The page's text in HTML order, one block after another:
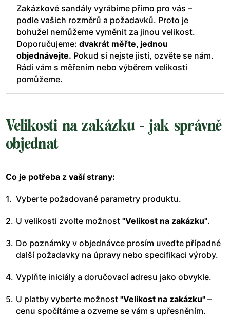
Zakázkové sandály vyrábíme přímo pro vás –
podle vašich rozměrů a požadavků. Proto je
bohužel nemůžeme vyměnit za jinou velikost.
Doporučujeme: dvakrát měřte, jednou
objednávejte. Pokud si nejste jistí, ozvěte se nám.
Rádi vám s měřením nebo výběrem velikosti
pomůžeme.
Velikosti na zakázku - jak správně
objednat
Co je potřeba z vaší strany:
Vyberte požadované parametry produktu.
U velikosti zvolte možnost "Velikost na zakázku".
Do poznámky v objednávce prosím uveďte případné
další požadavky na úpravy nebo specifikaci výroby.
Vyplňte iniciály a doručovací adresu jako obvykle.
U platby vyberte možnost "Velikost na zakázku" –
cenu spočítáme a ozveme se vám s upřesněním.